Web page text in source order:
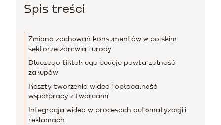
Spis treści
Zmiana zachowań konsumentów w polskim
sektorze zdrowia i urody
Dlaczego tiktok ugc buduje powtarzalność
zakupów
Koszty tworzenia wideo i opłacalność
współpracy z twórcami
Integracja wideo w procesach automatyzacji i
reklamach